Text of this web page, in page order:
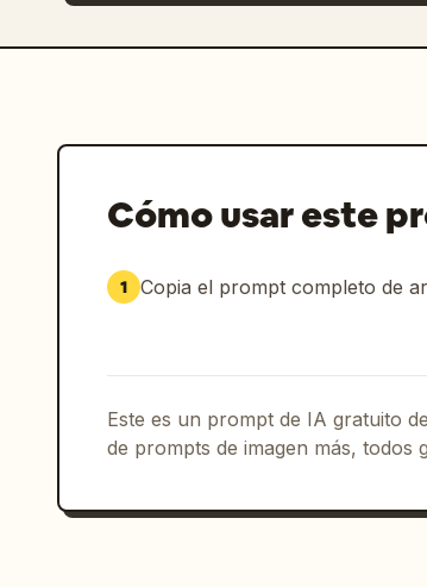
paleta de madera de ébano
rosa sakura suave.
Cómo usar este
1 Copia el prompt completo de
Este es un prompt de IA gratuito
de prompts de imagen más, todos